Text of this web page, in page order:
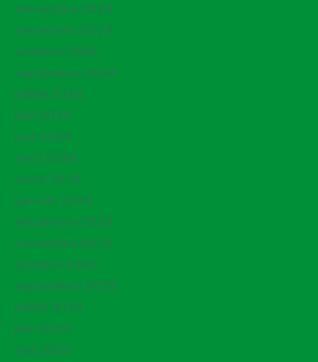
décembre 2024
novembre 2024
octobre 2024
septembre 2024
juillet 2024
juin 2024
mai 2024
avril 2024
mars 2024
janvier 2024
décembre 2023
novembre 2023
octobre 2023
septembre 2023
juillet 2023
juin 2023
mai 2023